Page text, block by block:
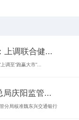
上调联合健...
调至“跑赢大市”...
局庆阳监管...
分局核准魏东兴交通银行